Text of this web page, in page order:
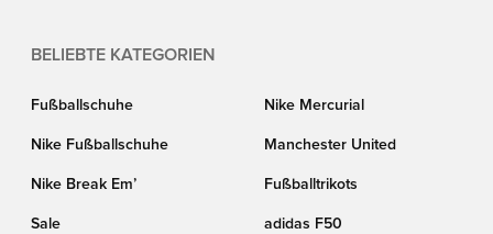
BELIEBTE KATEGORIEN
Fußballschuhe Nike Mercurial
Nike Fußballschuhe Manchester United
Nike Break Em’ Fußballtrikots
Sale adidas F50